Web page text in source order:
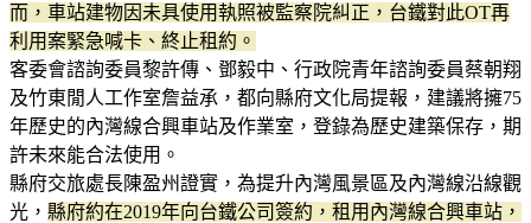
而，車站建物因未具使用執照被監察院糾正，台鐵對此OT再
利用案緊急喊卡、終止租約。
客委會諮詢委員黎許傳、鄧毅中、行政院青年諮詢委員蔡朝翔
及竹東閒人工作室詹益承，都向縣府文化局提報，建議將擁75
年歷史的內灣線合興車站及作業室，登錄為歷史建築保存，期
許未來能合法使用。
縣府交旅處長陳盈州證實，為提升內灣風景區及內灣線沿線觀
光， 縣府約在2019年向台鐵公司簽約，租用內灣線合興車站，